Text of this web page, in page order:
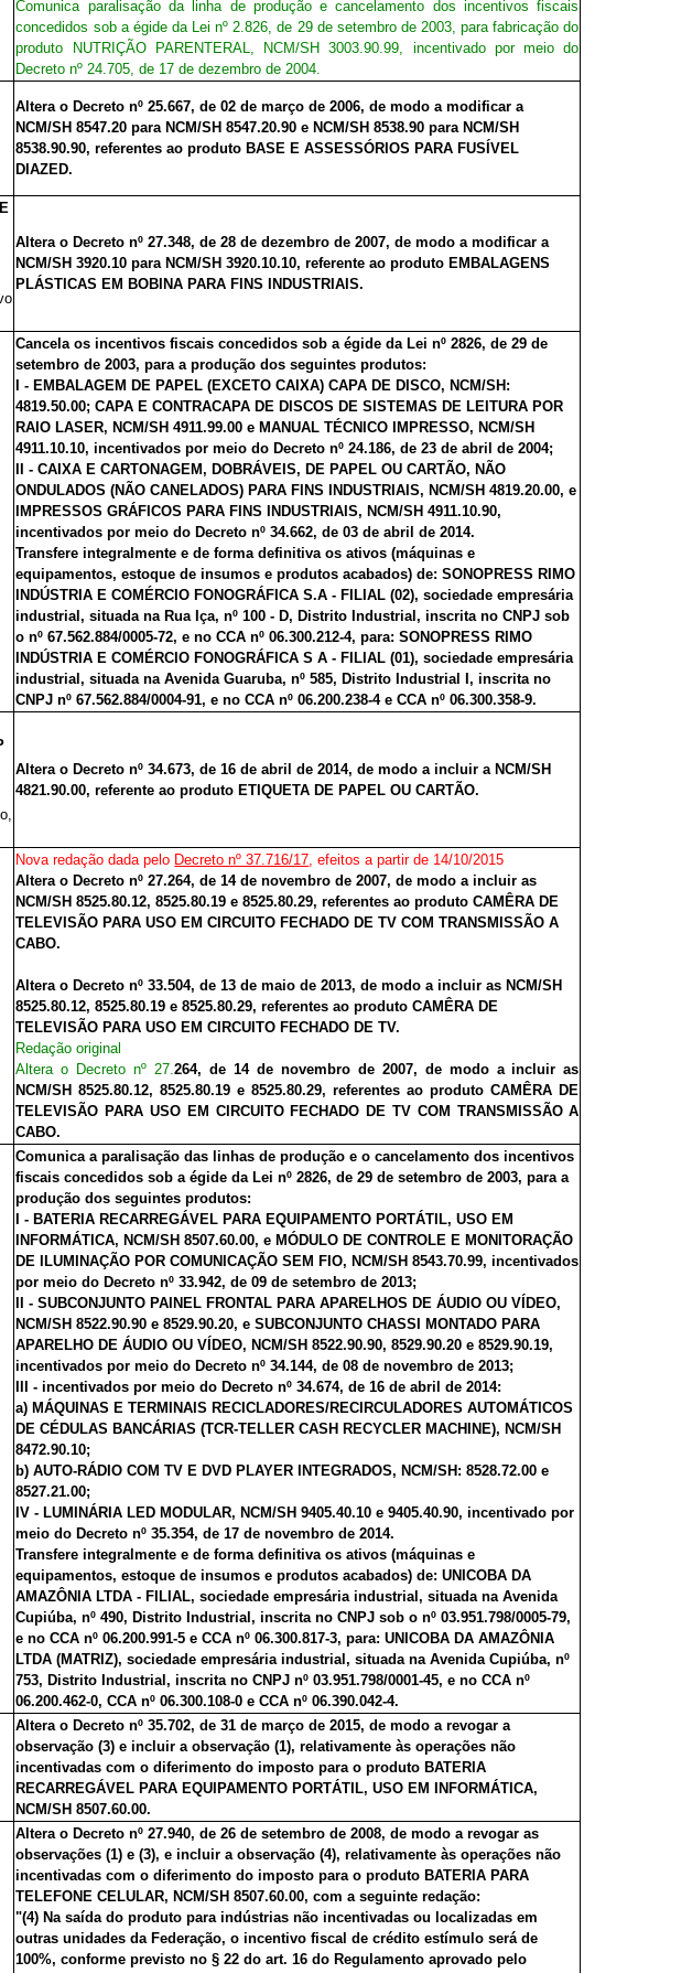
Comunica paralisação da linha de produção e cancelamento dos incentivos fiscais
concedidos sob a égide da Lei nº 2.826, de 29 de setembro de 2003, para fabricação do
produto NUTRIÇÃO PARENTERAL, NCM/SH 3003.90.99, incentivado por meio do
Decreto nº 24.705, de 17 de dezembro de 2004.
Altera o Decreto nº 25.667, de 02 de março de 2006, de modo a modificar a
NCM/SH 8547.20 para NCM/SH 8547.20.90 e NCM/SH 8538.90 para NCM/SH
8538.90.90, referentes ao produto BASE E ASSESSÓRIOS PARA FUSÍVEL
DIAZED.
Altera o Decreto nº 27.348, de 28 de dezembro de 2007, de modo a modificar a
NCM/SH 3920.10 para NCM/SH 3920.10.10, referente ao produto EMBALAGENS
PLÁSTICAS EM BOBINA PARA FINS INDUSTRIAIS.
Cancela os incentivos fiscais concedidos sob a égide da Lei nº 2826, de 29 de
setembro de 2003, para a produção dos seguintes produtos:
I - EMBALAGEM DE PAPEL (EXCETO CAIXA) CAPA DE DISCO, NCM/SH:
4819.50.00; CAPA E CONTRACAPA DE DISCOS DE SISTEMAS DE LEITURA POR
RAIO LASER, NCM/SH 4911.99.00 e MANUAL TÉCNICO IMPRESSO, NCM/SH
4911.10.10, incentivados por meio do Decreto nº 24.186, de 23 de abril de 2004;
II - CAIXA E CARTONAGEM, DOBRÁVEIS, DE PAPEL OU CARTÃO, NÃO
ONDULADOS (NÃO CANELADOS) PARA FINS INDUSTRIAIS, NCM/SH 4819.20.00, e
IMPRESSOS GRÁFICOS PARA FINS INDUSTRIAIS, NCM/SH 4911.10.90,
incentivados por meio do Decreto nº 34.662, de 03 de abril de 2014.
Transfere integralmente e de forma definitiva os ativos (máquinas e
equipamentos, estoque de insumos e produtos acabados) de: SONOPRESS RIMO
INDÚSTRIA E COMÉRCIO FONOGRÁFICA S.A - FILIAL (02), sociedade empresária
industrial, situada na Rua Iça, nº 100 - D, Distrito Industrial, inscrita no CNPJ sob
o nº 67.562.884/0005-72, e no CCA nº 06.300.212-4, para: SONOPRESS RIMO
INDÚSTRIA E COMÉRCIO FONOGRÁFICA S A - FILIAL (01), sociedade empresária
industrial, situada na Avenida Guaruba, nº 585, Distrito Industrial I, inscrita no
CNPJ nº 67.562.884/0004-91, e no CCA nº 06.200.238-4 e CCA nº 06.300.358-9.
Altera o Decreto nº 34.673, de 16 de abril de 2014, de modo a incluir a NCM/SH
4821.90.00, referente ao produto ETIQUETA DE PAPEL OU CARTÃO.
Nova redação dada pelo Decreto nº 37.716/17, efeitos a partir de 14/10/2015
Altera o Decreto nº 27.264, de 14 de novembro de 2007, de modo a incluir as
NCM/SH 8525.80.12, 8525.80.19 e 8525.80.29, referentes ao produto CAMÊRA DE
TELEVISÃO PARA USO EM CIRCUITO FECHADO DE TV COM TRANSMISSÃO A
CABO.
Altera o Decreto nº 33.504, de 13 de maio de 2013, de modo a incluir as NCM/SH
8525.80.12, 8525.80.19 e 8525.80.29, referentes ao produto CAMÊRA DE
TELEVISÃO PARA USO EM CIRCUITO FECHADO DE TV.
Redação original
Altera o Decreto nº 27.264, de 14 de novembro de 2007, de modo a incluir as
NCM/SH 8525.80.12, 8525.80.19 e 8525.80.29, referentes ao produto CAMÊRA DE
TELEVISÃO PARA USO EM CIRCUITO FECHADO DE TV COM TRANSMISSÃO A
CABO.
Comunica a paralisação das linhas de produção e o cancelamento dos incentivos
fiscais concedidos sob a égide da Lei nº 2826, de 29 de setembro de 2003, para a
produção dos seguintes produtos:
I - BATERIA RECARREGÁVEL PARA EQUIPAMENTO PORTÁTIL, USO EM
INFORMÁTICA, NCM/SH 8507.60.00, e MÓDULO DE CONTROLE E MONITORAÇÃO
DE ILUMINAÇÃO POR COMUNICAÇÃO SEM FIO, NCM/SH 8543.70.99, incentivados
por meio do Decreto nº 33.942, de 09 de setembro de 2013;
II - SUBCONJUNTO PAINEL FRONTAL PARA APARELHOS DE ÁUDIO OU VÍDEO,
NCM/SH 8522.90.90 e 8529.90.20, e SUBCONJUNTO CHASSI MONTADO PARA
APARELHO DE ÁUDIO OU VÍDEO, NCM/SH 8522.90.90, 8529.90.20 e 8529.90.19,
incentivados por meio do Decreto nº 34.144, de 08 de novembro de 2013;
III - incentivados por meio do Decreto nº 34.674, de 16 de abril de 2014:
a) MÁQUINAS E TERMINAIS RECICLADORES/RECIRCULADORES AUTOMÁTICOS
DE CÉDULAS BANCÁRIAS (TCR-TELLER CASH RECYCLER MACHINE), NCM/SH
8472.90.10;
b) AUTO-RÁDIO COM TV E DVD PLAYER INTEGRADOS, NCM/SH: 8528.72.00 e
8527.21.00;
IV - LUMINÁRIA LED MODULAR, NCM/SH 9405.40.10 e 9405.40.90, incentivado por
meio do Decreto nº 35.354, de 17 de novembro de 2014.
Transfere integralmente e de forma definitiva os ativos (máquinas e
equipamentos, estoque de insumos e produtos acabados) de: UNICOBA DA
AMAZÔNIA LTDA - FILIAL, sociedade empresária industrial, situada na Avenida
Cupiúba, nº 490, Distrito Industrial, inscrita no CNPJ sob o nº 03.951.798/0005-79,
e no CCA nº 06.200.991-5 e CCA nº 06.300.817-3, para: UNICOBA DA AMAZÔNIA
LTDA (MATRIZ), sociedade empresária industrial, situada na Avenida Cupiúba, nº
753, Distrito Industrial, inscrita no CNPJ nº 03.951.798/0001-45, e no CCA nº
06.200.462-0, CCA nº 06.300.108-0 e CCA nº 06.390.042-4.
Altera o Decreto nº 35.702, de 31 de março de 2015, de modo a revogar a
observação (3) e incluir a observação (1), relativamente às operações não
incentivadas com o diferimento do imposto para o produto BATERIA
RECARREGÁVEL PARA EQUIPAMENTO PORTÁTIL, USO EM INFORMÁTICA,
NCM/SH 8507.60.00.
Altera o Decreto nº 27.940, de 26 de setembro de 2008, de modo a revogar as
observações (1) e (3), e incluir a observação (4), relativamente às operações não
incentivadas com o diferimento do imposto para o produto BATERIA PARA
TELEFONE CELULAR, NCM/SH 8507.60.00, com a seguinte redação:
"(4) Na saída do produto para indústrias não incentivadas ou localizadas em
outras unidades da Federação, o incentivo fiscal de crédito estímulo será de
100%, conforme previsto no § 22 do art. 16 do Regulamento aprovado pelo